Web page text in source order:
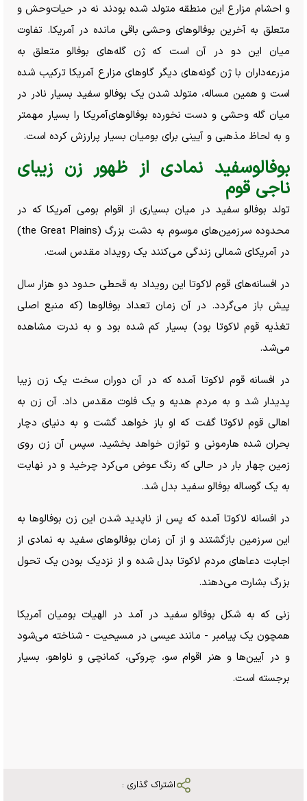
و احشام مزارع این منطقه متولد شده بودند نه در حیات‌وحش و
متعلق به آخرین بوفالو‌های وحشی باقی مانده در آمریکا. تفاوت
میان این دو در آن است که ژن گله‌های بوفالو متعلق به
مزرعه‌داران با ژن گونه‌های دیگر گاو‌های مزارع آمریکا ترکیب شده
است و همین مساله، متولد شدن یک بوفالو سفید بسیار نادر در
میان گله وحشی و دست نخورده بوفالوهای‌آمریکا را بسیار مهمتر
و به لحاظ مذهبی و آیینی برای بومیان بسیار پرارزش کرده است.
بوفالوسفید نمادی از ظهور زن زیبای
ناجی قوم
تولد بوفالو سفید در میان بسیاری از اقوام بومی آمریکا که در
محدوده سرزمین‌های موسوم به دشت بزرگ (the Great Plains)
در آمریکای شمالی زندگی می‌کنند یک رویداد مقدس است.
در افسانه‌های قوم لاکوتا این رویداد به قحطی حدود دو هزار سال
پیش باز می‌گردد. در آن زمان تعداد بوفالو‌ها (که منبع اصلی
تغذیه قوم لاکوتا بود) بسیار کم شده بود و به ندرت مشاهده
می‌شد.
در افسانه قوم لاکوتا آمده که در آن دوران سخت یک زن زیبا
پدیدار شد و به مردم هدیه و یک فلوت مقدس داد. آن زن به
اهالی قوم لاکوتا گفت که او باز خواهد گشت و به دنیای دچار
بحران شده هارمونی و توازن خواهد بخشید. سپس آن زن روی
زمین چهار بار در حالی که رنگ عوض می‌کرد چرخید و در نهایت
به یک گوساله بوفالو سفید بدل شد.
در افسانه لاکوتا آمده که پس از ناپدید شدن این زن بوفالو‌ها به
این سرزمین بازگشتند و از آن زمان بوفالو‌های سفید به نمادی از
اجابت دعا‌های مردم لاکوتا بدل شده و از نزدیک بودن یک تحول
بزرگ بشارت می‌دهند.
زنی که به شکل بوفالو سفید در آمد در الهیات بومیان آمریکا
همچون یک پیامبر - مانند عیسی در مسیحیت - شناخته می‌شود
و در آیین‌ها و هنر اقوام سو، چروکی، کمانچی و ناواهو، بسیار
برجسته است.
اشتراک گذاری :